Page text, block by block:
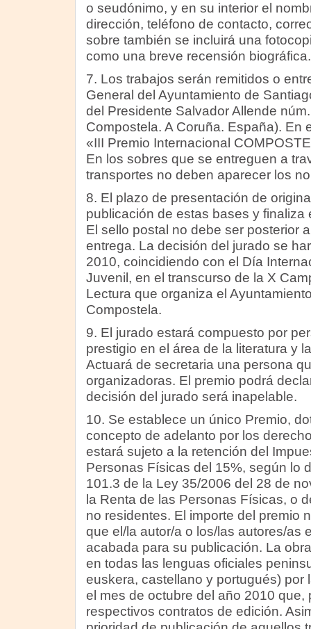
o seudónimo, y en su interior el
dirección, teléfono de contacto,
sobre también se incluirá una
como una breve recensión biográfica.
7. Los trabajos serán remitidos o
General del Ayuntamiento de
del Presidente Salvador Allende
Compostela. A Coruña. España). En
«III Premio Internacional
En los sobres que se entreguen a
transportes no deben aparecer los
8. El plazo de presentación de
publicación de estas bases y finaliza
El sello postal no debe ser posterior
entrega. La decisión del jurado se
2010, coincidiendo con el Día
Juvenil, en el transcurso de la X
Lectura que organiza el
Compostela.
9. El jurado estará compuesto por
prestigio en el área de la literatura y
Actuará de secretaria una persona
organizadoras. El premio podrá
decisión del jurado será inapelable.
10. Se establece un único Premio,
concepto de adelanto por los
estará sujeto a la retención del
Personas Físicas del 15%, según lo
101.3 de la Ley 35/2006 del 28 de
la Renta de las Personas Físicas, o
no residentes. El importe del premio
que el/la autor/a o los/las autores/as
acabada para su publicación. La
en todas las lenguas oficiales
euskera, castellano y portugués) por
el mes de octubre del año 2010 que,
respectivos contratos de edición.